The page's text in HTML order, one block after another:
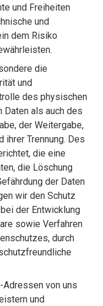
und Freiheiten
und
dem Risiko
die
und
des physischen
Daten als auch des
der Weitergabe,
ihrer Trennung. Des
die eine
die Löschung
der Daten
wir den Schutz
der Entwicklung
sowie Verfahren
durch
von uns
und